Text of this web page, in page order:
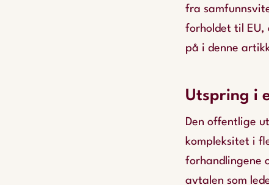
fra
forholdet til EU,
på i denne
Utspring i
Den offentlige
kompleksitet i
forhandlingene
avtalen som